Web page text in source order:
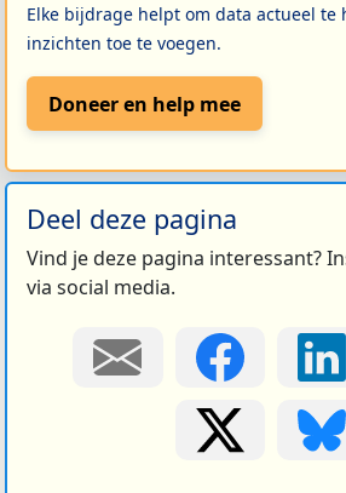
Elke bijdrage helpt om data actueel te
inzichten toe te voegen.
Doneer en help mee
Deel deze pagina
Vind je deze pagina interessant?
via social media.